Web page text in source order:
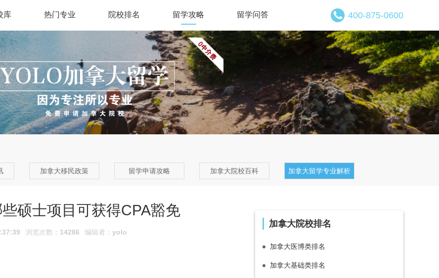
库 热门专业 院校排名 留学攻略 留学问答 400-875-0600
加拿大移民政策 留学申请攻略 加拿大院校百科 加拿大留学专业解析
硕士项目可获得CPA豁免
浏览次数： 14286 编辑者： yolo
加拿大院校排名
加拿大医博类排名
加拿大基础类排名